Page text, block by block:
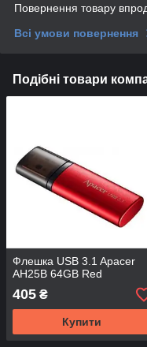
Повернення товару
Всі умови повернення
Подібні товари
Флешка USB 3.1 Apacer
AH25B 64GB Red
405 ₴
Купити